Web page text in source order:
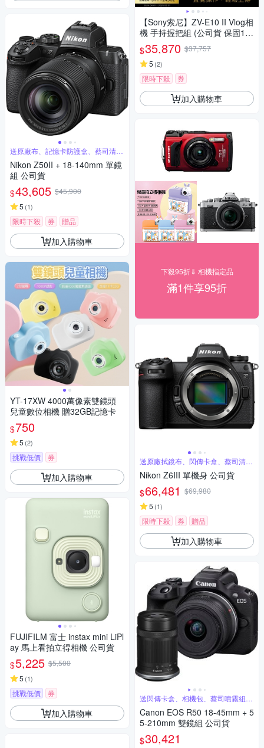
送原廠布、記憶卡防護盒、蔡司清潔
噴霧組
Nikon Z50II + 18-140mm 單鏡
組 公司貨
$43,605 $45,900
5 (1)
限時下殺 券 贈品
加入購物車
YT-17XW 4000萬像素雙鏡頭
兒童數位相機 贈32GB記憶卡
$750
5 (2)
挑戰低價 券
加入購物車
FUJIFILM 富士 instax mini LiPl
ay 馬上看拍立得相機 公司貨
$5,225 $5,500
5 (1)
挑戰低價 券
加入購物車
【Sony索尼】ZV-E10 II Vlog相
機 手持握把組 (公司貨 保固18
+6個月)
$35,870 $37,757
5 (2)
限時下殺 券
加入購物車
下殺95折⇓ 相機指定品
滿1件享95折
送原廠拭鏡布、閃傳卡盒、蔡司清潔
組
Nikon Z6III 單機身 公司貨
$66,481 $69,980
5 (1)
限時下殺 券 贈品
加入購物車
送閃傳卡盒、相機包、蔡司噴霧組、
保護貼
Canon EOS R50 18-45mm + 5
5-210mm 雙鏡組 公司貨
$30,421